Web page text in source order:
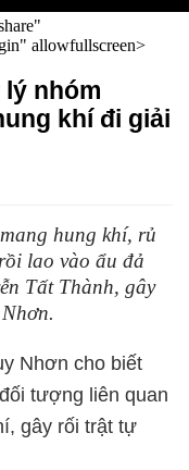
allowfullscreen>
lý nhóm
khí đi giải
hung khí, rủ
lao vào ẩu đả
Tất Thành, gây
Nhơn cho biết
tượng liên quan
gây rối trật tự